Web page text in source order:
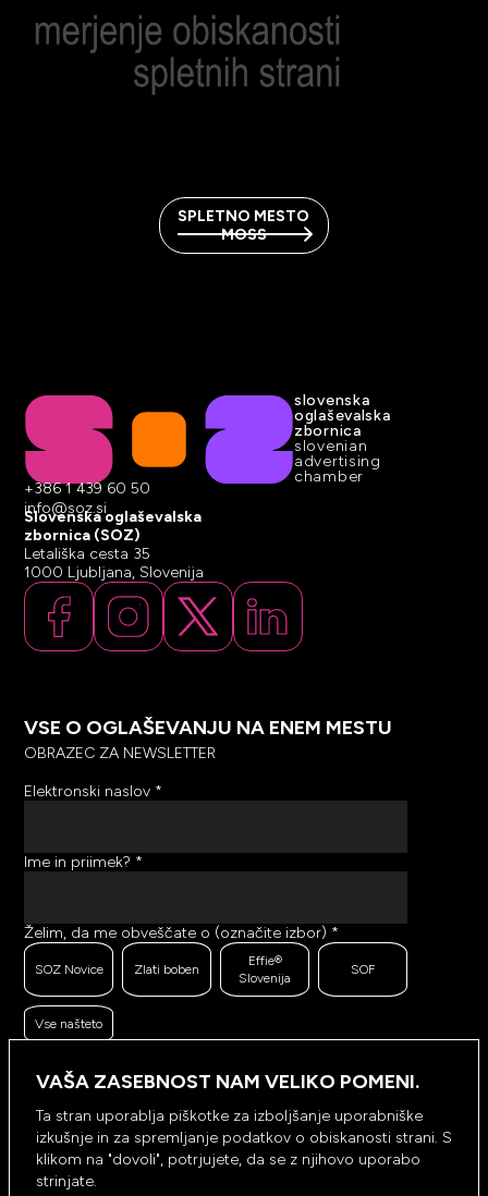
SPLETNO MESTO
MOSS
slovenska
oglaševalska
zbornica
slovenian
advertising
chamber
+386 1 439 60 50
info@soz.si
Slovenska oglaševalska
zbornica (SOZ)
Letališka cesta 35
1000 Ljubljana, Slovenija
VSE O OGLAŠEVANJU NA ENEM MESTU
OBRAZEC ZA NEWSLETTER
Elektronski naslov *
Ime in priimek? *
SOZ Novice Zlati boben
Effie®
Slovenija
SOF
Vse našteto
Želim, da me obveščate o (označite izbor) *
Da, dovolim
Ne, ne
zanimivo vsebino, bi želeli meriti odzive na poslana
sporočila. Ali nam dovolite, da beležimo, hranimo
prikaze prejetih sporočil ter klike na povezave v
prejetih sporočilih? *
VAŠA ZASEBNOST NAM VELIKO POMENI.
Ta stran uporablja piškotke za izboljšanje uporabniške
izkušnje in za spremljanje podatkov o obiskanosti strani. S
klikom na "dovoli", potrjujete, da se z njihovo uporabo
strinjate.